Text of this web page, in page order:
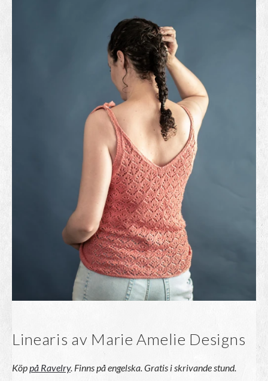
Linearis av Marie Amelie Designs
Köppå Ravelry. Finns på engelska. Gratis i skrivande stund.